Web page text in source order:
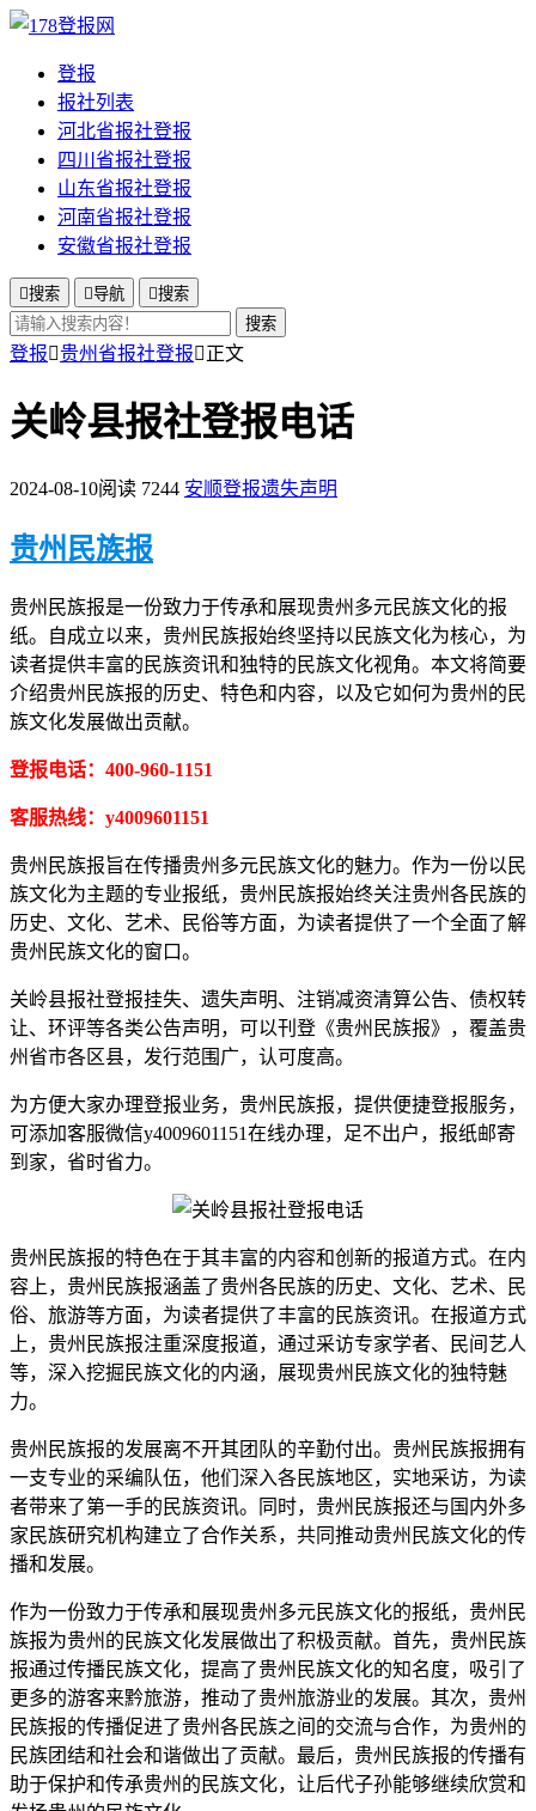
登报
报社列表
河北省报社登报
四川省报社登报
山东省报社登报
河南省报社登报
安徽省报社登报
搜索 导航 搜索
搜索
登报贵州省报社登报正文
关岭县报社登报电话
2024-08-10阅读 7244 安顺登报遗失声明
贵州民族报
贵州民族报是一份致力于传承和展现贵州多元民族文化的报
纸。自成立以来，贵州民族报始终坚持以民族文化为核心，为
读者提供丰富的民族资讯和独特的民族文化视角。本文将简要
介绍贵州民族报的历史、特色和内容，以及它如何为贵州的民
族文化发展做出贡献。
登报电话：400-960-1151
客服热线：y4009601151
贵州民族报旨在传播贵州多元民族文化的魅力。作为一份以民
族文化为主题的专业报纸，贵州民族报始终关注贵州各民族的
历史、文化、艺术、民俗等方面，为读者提供了一个全面了解
贵州民族文化的窗口。
关岭县报社登报挂失、遗失声明、注销减资清算公告、债权转
让、环评等各类公告声明，可以刊登《贵州民族报》，覆盖贵
州省市各区县，发行范围广，认可度高。
为方便大家办理登报业务，贵州民族报，提供便捷登报服务，
可添加客服微信y4009601151在线办理，足不出户，报纸邮寄
到家，省时省力。
贵州民族报的特色在于其丰富的内容和创新的报道方式。在内
容上，贵州民族报涵盖了贵州各民族的历史、文化、艺术、民
俗、旅游等方面，为读者提供了丰富的民族资讯。在报道方式
上，贵州民族报注重深度报道，通过采访专家学者、民间艺人
等，深入挖掘民族文化的内涵，展现贵州民族文化的独特魅
力。
贵州民族报的发展离不开其团队的辛勤付出。贵州民族报拥有
一支专业的采编队伍，他们深入各民族地区，实地采访，为读
者带来了第一手的民族资讯。同时，贵州民族报还与国内外多
家民族研究机构建立了合作关系，共同推动贵州民族文化的传
播和发展。
作为一份致力于传承和展现贵州多元民族文化的报纸，贵州民
族报为贵州的民族文化发展做出了积极贡献。首先，贵州民族
报通过传播民族文化，提高了贵州民族文化的知名度，吸引了
更多的游客来黔旅游，推动了贵州旅游业的发展。其次，贵州
民族报的传播促进了贵州各民族之间的交流与合作，为贵州的
民族团结和社会和谐做出了贡献。最后，贵州民族报的传播有
助于保护和传承贵州的民族文化，让后代子孙能够继续欣赏和